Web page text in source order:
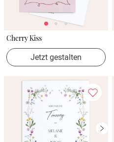
Cherry Kiss
Jetzt gestalten